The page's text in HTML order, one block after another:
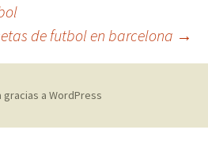
de futbol en barcelona →
gracias a WordPress